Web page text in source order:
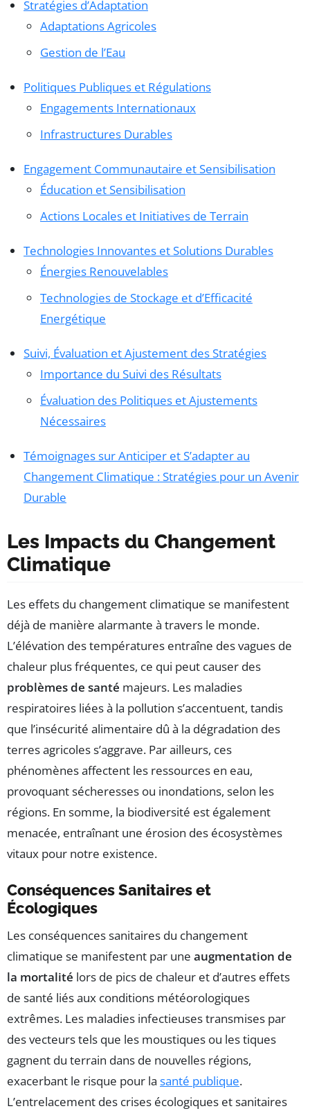
Stratégies d’Adaptation
Adaptations Agricoles
Gestion de l’Eau
Politiques Publiques et Régulations
Engagements Internationaux
Infrastructures Durables
Engagement Communautaire et Sensibilisation
Éducation et Sensibilisation
Actions Locales et Initiatives de Terrain
Technologies Innovantes et Solutions Durables
Énergies Renouvelables
Technologies de Stockage et d’Efficacité
Energétique
Suivi, Évaluation et Ajustement des Stratégies
Importance du Suivi des Résultats
Évaluation des Politiques et Ajustements
Nécessaires
Témoignages sur Anticiper et S’adapter au
Changement Climatique : Stratégies pour un Avenir
Durable
Les Impacts du Changement
Climatique
Les effets du changement climatique se manifestent
déjà de manière alarmante à travers le monde.
L’élévation des températures entraîne des vagues de
chaleur plus fréquentes, ce qui peut causer des
problèmes de santé majeurs. Les maladies
respiratoires liées à la pollution s’accentuent, tandis
que l’insécurité alimentaire dû à la dégradation des
terres agricoles s’aggrave. Par ailleurs, ces
phénomènes affectent les ressources en eau,
provoquant sécheresses ou inondations, selon les
régions. En somme, la biodiversité est également
menacée, entraînant une érosion des écosystèmes
vitaux pour notre existence.
Conséquences Sanitaires et
Écologiques
Les conséquences sanitaires du changement
climatique se manifestent par une augmentation de
la mortalité lors de pics de chaleur et d’autres effets
de santé liés aux conditions météorologiques
extrêmes. Les maladies infectieuses transmises par
des vecteurs tels que les moustiques ou les tiques
gagnent du terrain dans de nouvelles régions,
exacerbant le risque pour la santé publique.
L’entrelacement des crises écologiques et sanitaires